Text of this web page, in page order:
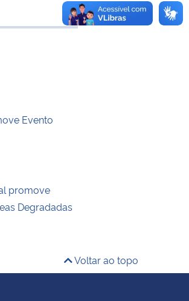
Evento
promove
Degradadas
Voltar ao topo